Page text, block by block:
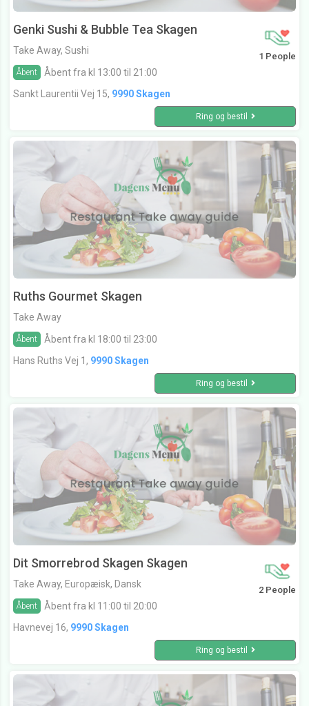
Genki Sushi & Bubble Tea Skagen
Take Away, Sushi
Åbent Åbent fra kl 13:00 til 21:00
1 People
Sankt Laurentii Vej 15, 9990 Skagen
Ring og bestil
Ruths Gourmet Skagen
Take Away
Åbent
Åbent fra kl 18:00 til 23:00
Hans Ruths Vej 1, 9990 Skagen
Ring og bestil
Dit Smorrebrod Skagen Skagen
Take Away, Europæisk, Dansk
Åbent Åbent fra kl 11:00 til 20:00
2 People
Havnevej 16, 9990 Skagen
Ring og bestil